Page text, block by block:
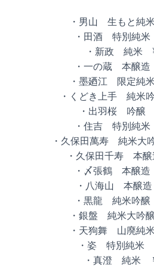
・男山 生もと純
・田酒 特別純
・新政 純米
・一の蔵 本醸
・墨廼江 限定純
・くどき上手 純米
・出羽桜 吟醸
・住吉 特別純
・久保田萬寿 純米大
・久保田千寿 本
・〆張鶴 本醸
・八海山 本醸
・黒龍 純米吟
・銀盤 純米大吟
・天狗舞 山廃純
・姿 特別純米
・真澄 純米